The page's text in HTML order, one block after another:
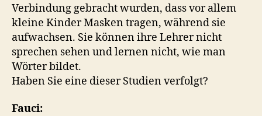
Verbindung gebracht wurden, dass vor allem
kleine Kinder Masken tragen, während sie
aufwachsen. Sie können ihre Lehrer nicht
sprechen sehen und lernen nicht, wie man
Wörter bildet.
Haben Sie eine dieser Studien verfolgt?
Fauci: